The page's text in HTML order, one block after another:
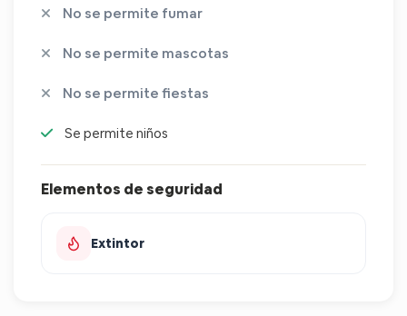
No se permite fumar
No se permite mascotas
No se permite fiestas
Se permite niños
Elementos de seguridad
Extintor